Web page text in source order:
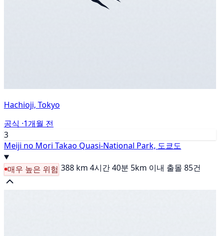
Hachioji, Tokyo
공식 ·1개월 전
3
Meiji no Mori Takao Quasi-National Park, 도쿄도
매우 높은 위험 388 km 4시간 40분 5km 이내 출몰 85건